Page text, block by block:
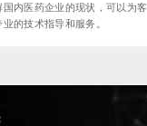
国内医药企业的现状，可以为客
的技术指导和服务。